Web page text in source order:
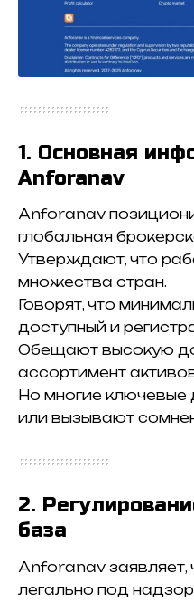
1. Основная
Anforanav
Anforanav
глобальная
Утверждают, что
множества стран.
Говорят, что
доступный и
Обещают высокую
ассортимент
Но многие ключевые
или вызывают
2.
база
Anforanav заявляет,
легально под